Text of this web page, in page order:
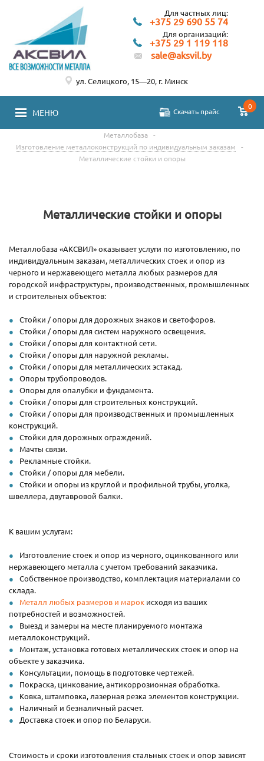
Для частных лиц:
+375 29 690 55 74
Для организаций:
+375 29 1 119 118
sale@aksvil.by
МЕНЮ Скачать прайс
0
ул. Селицкого, 15—20, г. Минск
Металлобаза -
Изготовление металлоконструкций по индивидуальным заказам
-
Металлические стойки и опоры
Металлические стойки и опоры
Металлобаза «АКСВИЛ» оказывает услуги по изготовлению, по
индивидуальным заказам, металлических стоек и опор из
черного и нержавеющего металла любых размеров для
городской инфраструктуры, производственных, промышленных
и строительных объектов:
Стойки / опоры для дорожных знаков и светофоров.
Стойки / опоры для систем наружного освещения.
Стойки / опоры для контактной сети.
Стойки / опоры для наружной рекламы.
Стойки / опоры для металлических эстакад.
Опоры трубопроводов.
Опоры для опалубки и фундамента.
Стойки / опоры для строительных конструкций.
Стойки / опоры для производственных и промышленных
конструкций.
Стойки для дорожных ограждений.
Мачты связи.
Рекламные стойки.
Стойки / опоры для мебели.
Стойки и опоры из круглой и профильной трубы, уголка,
швеллера, двутавровой балки.
К вашим услугам:
Изготовление стоек и опор из черного, оцинкованного или
нержавеющего металла с учетом требований заказчика.
Собственное производство, комплектация материалами со
склада.
Металл любых размеров и марок исходя из ваших
потребностей и возможностей.
Выезд и замеры на месте планируемого монтажа
металлоконструкций.
Монтаж, установка готовых металлических стоек и опор на
объекте у заказчика.
Консультации, помощь в подготовке чертежей.
Покраска, цинкование, антикоррозионная обработка.
Ковка, штамповка, лазерная резка элементов конструкции.
Наличный и безналичный расчет.
Доставка стоек и опор по Беларуси.
Стоимость и сроки изготовления стальных стоек и опор зависят